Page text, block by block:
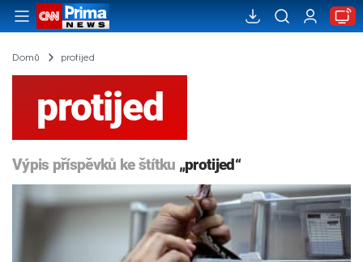
Domů protijed
protijed
Výpis příspěvků ke štítku „protijed“